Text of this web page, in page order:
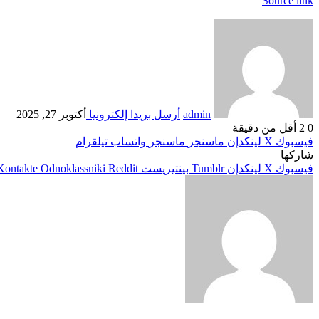
admin أرسل بريدا إلكترونيا أكتوبر 27, 2025
0
أقل من دقيقة
فيسبوك ‫X لينكدإن ماسنجر ماسنجر واتساب تيلقرام
شاركها
فيسبوك ‫X لينكدإن بينتيريست Odnoklassniki